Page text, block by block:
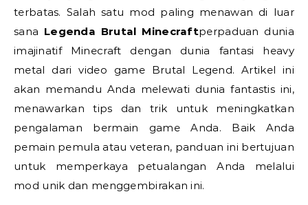
terbatas. Salah satu mod paling menawan di luar
sana Legenda Brutal Minecraftperpaduan dunia
imajinatif Minecraft dengan dunia fantasi heavy
metal dari video game Brutal Legend. Artikel ini
akan memandu Anda melewati dunia fantastis ini,
menawarkan tips dan trik untuk meningkatkan
pengalaman bermain game Anda. Baik Anda
pemain pemula atau veteran, panduan ini bertujuan
untuk memperkaya petualangan Anda melalui
mod unik dan menggembirakan ini.